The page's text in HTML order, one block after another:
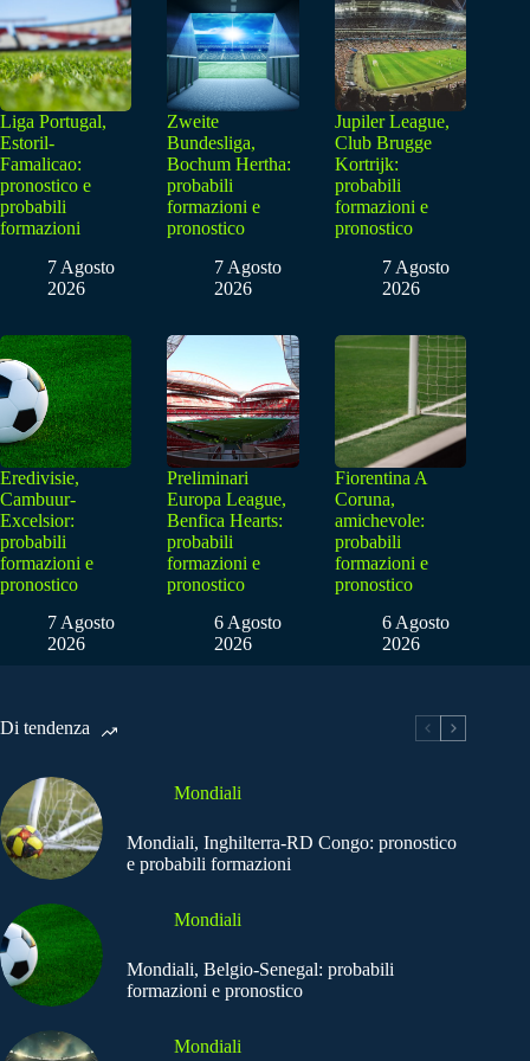
Liga Portugal,
Estoril-
Famalicao:
pronostico e
probabili
formazioni
7 Agosto
2026
Zweite
Bundesliga,
Bochum Hertha:
probabili
formazioni e
pronostico
7 Agosto
2026
Jupiler League,
Club Brugge
Kortrijk:
probabili
formazioni e
pronostico
7 Agosto
2026
Eredivisie,
Cambuur-
Excelsior:
probabili
formazioni e
pronostico
7 Agosto
2026
Preliminari
Europa League,
Benfica Hearts:
probabili
formazioni e
pronostico
6 Agosto
2026
Fiorentina A
Coruna,
amichevole:
probabili
formazioni e
pronostico
6 Agosto
2026
Di tendenza
Mondiali
Mondiali, Inghilterra-RD Congo: pronostico
e probabili formazioni
Mondiali
Mondiali, Belgio-Senegal: probabili
formazioni e pronostico
Mondiali